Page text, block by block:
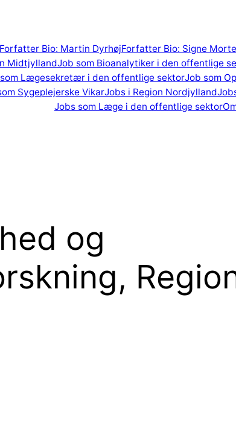
Forfatter Bio: Martin DyrhøjForfatter Bio: Signe
MidtjyllandJob som Bioanalytiker i den offentlige
Lægesekretær i den offentlige sektorJob som
Sygeplejerske VikarJobs i Region Nordjylland
Jobs som Læge i den offentlige sektor
og